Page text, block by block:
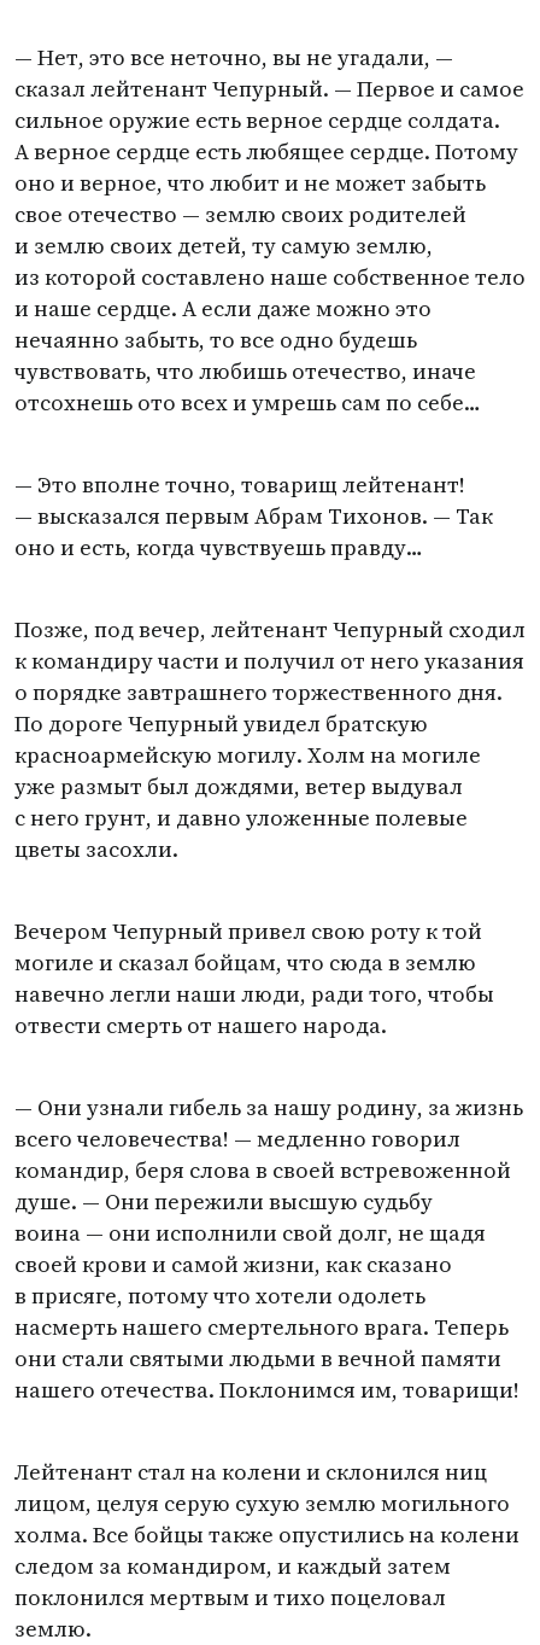
— Нет, это все неточно, вы не угадали, —
сказал лейтенант Чепурный. — Первое и самое
сильное оружие есть верное сердце солдата.
А верное сердце есть любящее сердце. Потому
оно и верное, что любит и не может забыть
свое отечество — землю своих родителей
и землю своих детей, ту самую землю,
из которой составлено наше собственное тело
и наше сердце. А если даже можно это
нечаянно забыть, то все одно будешь
чувствовать, что любишь отечество, иначе
отсохнешь ото всех и умрешь сам по себе…
— Это вполне точно, товарищ лейтенант!
— высказался первым Абрам Тихонов. — Так
оно и есть, когда чувствуешь правду…
Позже, под вечер, лейтенант Чепурный сходил
к командиру части и получил от него указания
о порядке завтрашнего торжественного дня.
По дороге Чепурный увидел братскую
красноармейскую могилу. Холм на могиле
уже размыт был дождями, ветер выдувал
с него грунт, и давно уложенные полевые
цветы засохли.
Вечером Чепурный привел свою роту к той
могиле и сказал бойцам, что сюда в землю
навечно легли наши люди, ради того, чтобы
отвести смерть от нашего народа.
— Они узнали гибель за нашу родину, за жизнь
всего человечества! — медленно говорил
командир, беря слова в своей встревоженной
душе. — Они пережили высшую судьбу
воина — они исполнили свой долг, не щадя
своей крови и самой жизни, как сказано
в присяге, потому что хотели одолеть
насмерть нашего смертельного врага. Теперь
они стали святыми людьми в вечной памяти
нашего отечества. Поклонимся им, товарищи!
Лейтенант стал на колени и склонился ниц
лицом, целуя серую сухую землю могильного
холма. Все бойцы также опустились на колени
следом за командиром, и каждый затем
поклонился мертвым и тихо поцеловал
землю.